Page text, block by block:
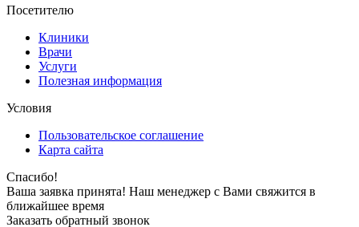
Посетителю
Клиники
Врачи
Услуги
Полезная информация
Условия
Пользовательское соглашение
Карта сайта
Спасибо!
Ваша заявка принята! Наш менеджер с Вами свяжится в
ближайшее время
Заказать обратный звонок